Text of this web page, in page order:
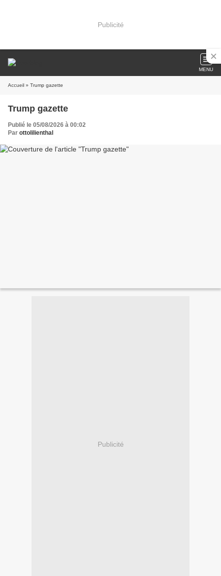
Publicité
MENU
Accueil » Trump gazette
Trump gazette
Publié le 05/08/2026 à 00:02
Par ottolilienthal
Publicité